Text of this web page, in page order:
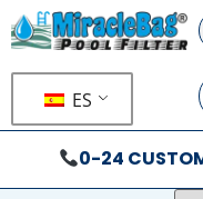
ES
0-24